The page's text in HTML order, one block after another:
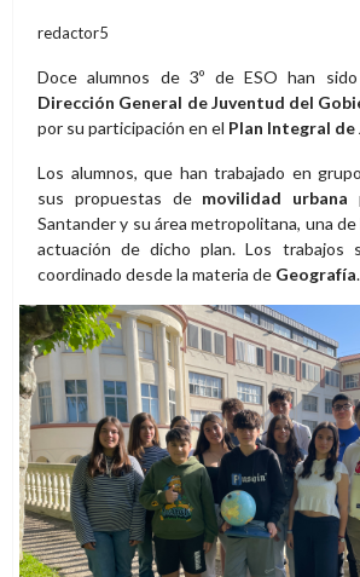
redactor5
Doce alumnos de 3º de ESO han
Dirección General de Juventud del
por su participación en el Plan Integral de
Los alumnos, que han trabajado en
sus propuestas de movilidad urbana
Santander y su área metropolitana, una
actuación de dicho plan. Los trabajos
coordinado desde la materia de Geografía.